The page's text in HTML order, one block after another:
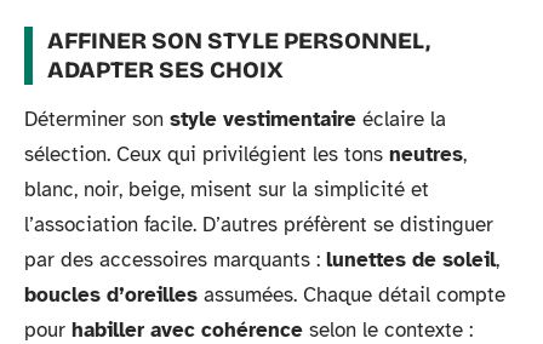
AFFINER SON STYLE PERSONNEL,
ADAPTER SES CHOIX
Déterminer son style vestimentaire éclaire la
sélection. Ceux qui privilégient les tons neutres,
blanc, noir, beige, misent sur la simplicité et
l’association facile. D’autres préfèrent se distinguer
par des accessoires marquants : lunettes de soleil,
boucles d’oreilles assumées. Chaque détail compte
pour habiller avec cohérence selon le contexte :